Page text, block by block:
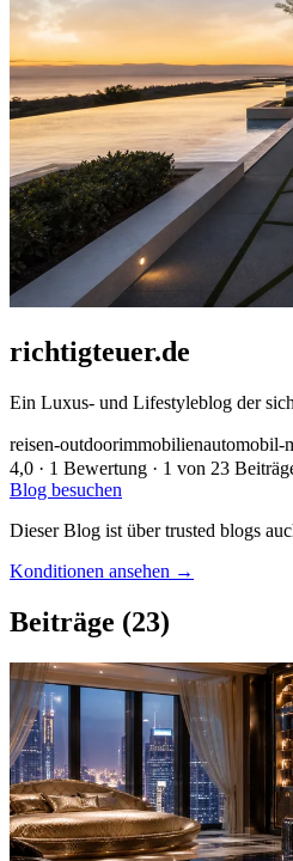
richtigteuer.de
Ein Luxus- und Lifestyleblog der
reisen-outdoorimmobilienautomobil-
4,0 · 1 Bewertung · 1 von 23
Blog besuchen
Dieser Blog ist über trusted blogs
Konditionen ansehen →
Beiträge (23)